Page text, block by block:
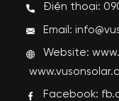
Điện thoại:
Email:
Website:
Facebook: